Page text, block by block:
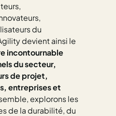
du
devient ainsi le
incontournable
du secteur,
de projet,
entreprises et
explorons les
de la durabilité, du